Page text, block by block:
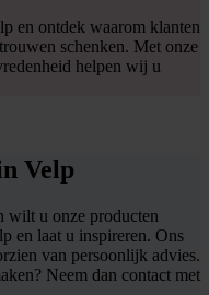
en ontdek waarom klanten
schenken. Met onze
helpen wij u
Velp
wilt u onze producten
en laat u inspireren. Ons
van persoonlijk advies.
Neem dan contact met